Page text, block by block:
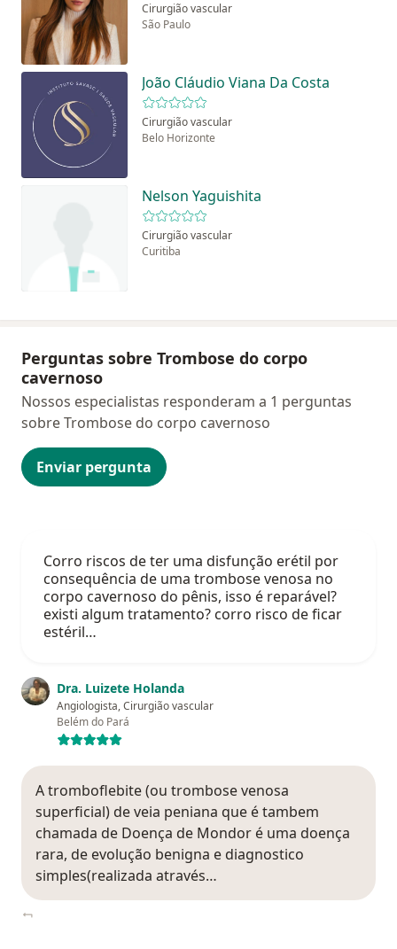
Cirurgião vascular
São Paulo
João Cláudio Viana Da Costa
Cirurgião vascular
Belo Horizonte
Nelson Yaguishita
Cirurgião vascular
Curitiba
Perguntas sobre Trombose do corpo
cavernoso
Enviar pergunta
Nossos especialistas responderam a 1 perguntas
sobre Trombose do corpo cavernoso
Corro riscos de ter uma disfunção erétil por
consequência de uma trombose venosa no
corpo cavernoso do pênis, isso é reparável?
existi algum tratamento? corro risco de ficar
estéril…
Dra. Luizete Holanda
Angiologista, Cirurgião vascular
Belém do Pará
A tromboflebite (ou trombose venosa
superficial) de veia peniana que é tambem
chamada de Doença de Mondor é uma doença
rara, de evolução benigna e diagnostico
simples(realizada através…